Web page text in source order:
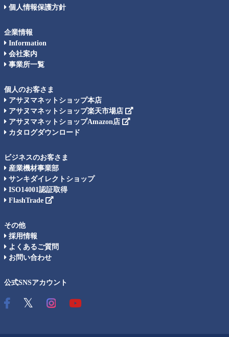
個人情報保護方針
企業情報
Information
会社案内
事業所一覧
個人のお客さま
アサヌマネットショップ本店
アサヌマネットショップ楽天市場店
アサヌマネットショップAmazon店
カタログダウンロード
ビジネスのお客さま
産業機材事業部
サンキダイレクトショップ
ISO14001認証取得
FlashTrade
その他
採用情報
よくあるご質問
お問い合わせ
公式SNSアカウント